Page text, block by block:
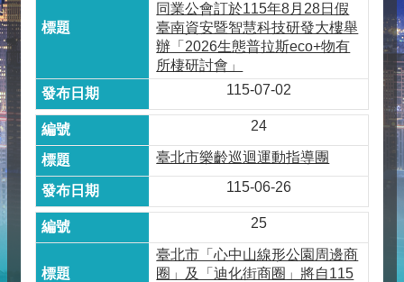
同業公會訂於115年8月28日假
臺南資安暨智慧科技研發大樓舉
辦「2026生態普拉斯eco+物有
所棲研討會」
115-07-02
24
臺北市樂齡巡迴運動指導團
115-06-26
25
臺北市「心中山線形公園周邊商
圈」及「迪化街商圈」將自115